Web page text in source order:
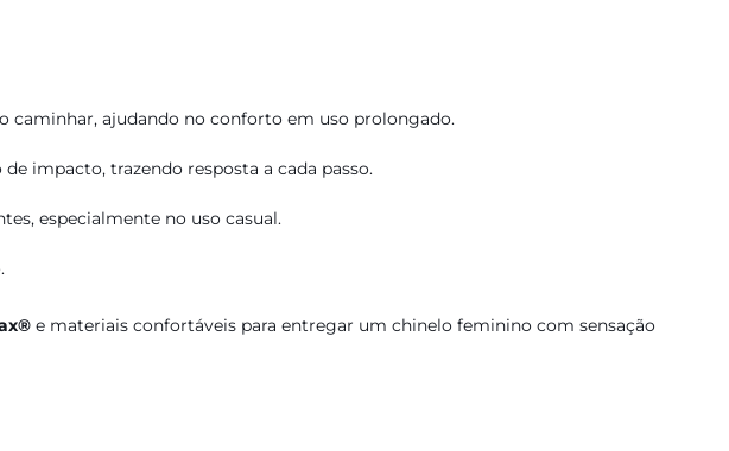
caminhar, ajudando no conforto em uso prolongado.
impacto, trazendo resposta a cada passo.
especialmente no uso casual.
e materiais confortáveis para entregar um chinelo feminino com sensação